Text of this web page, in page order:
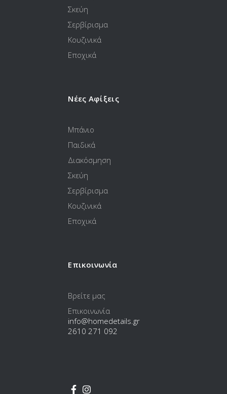
Σκεύη
Σερβίρισμα
Κουζινικά
Εποχικά
Νέες Αφίξεις
Μπάνιο
Παιδικά
Διακόσμηση
Σκεύη
Σερβίρισμα
Κουζινικά
Εποχικά
Επικοινωνία
Βρείτε μας
Επικοινωνία
info@homedetails.gr
2610 271 092